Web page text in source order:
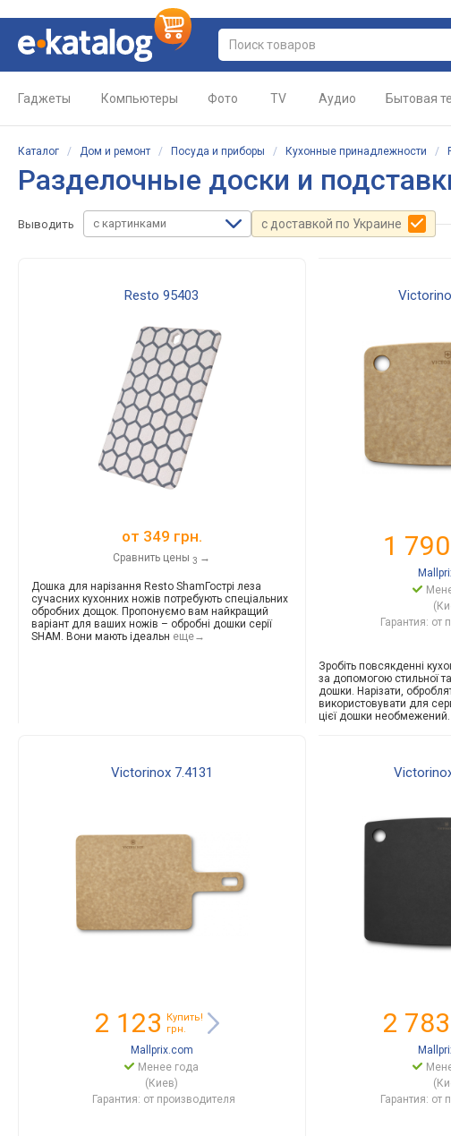
Гаджеты Компьютеры Фото TV Аудио Бытовая
Каталог / Дом и ремонт / Посуда и приборы / Кухонные принадлежности /
Разделочные доски и
Выводить с картинками с доставкой по Украине
Resto 95403
от 349 грн.
Сравнить цены 3 →
Дошка для нарізання Resto ShamГострі леза
сучасних кухонних ножів потребують спеціальних
обробних дощок. Пропонуємо вам найкращий
варіант для ваших ножів – обробні дошки серії
SHAM. Вони мають ідеальн еще→
1 790
Гарантия: от
Зробіть повсякденні
за допомогою стильної
дошки. Нарізати,
використовувати для
цієї дошки необмежений.
Victorinox 7.4131
2 123
Купить!
грн.
Mallprix.com
Менее года
(Киев)
Гарантия: от производителя
2 783
Гарантия: от